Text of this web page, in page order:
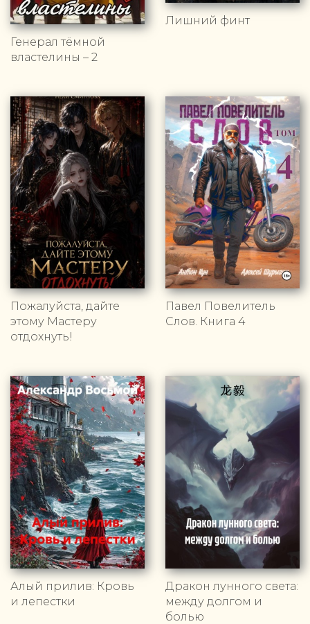
Генерал тёмной
властелины – 2
Лишний финт
Пожалуйста, дайте
этому Мастеру
отдохнуть!
Павел Повелитель
Слов. Книга 4
Алый прилив: Кровь
и лепестки
Дракон лунного света:
между долгом и
болью